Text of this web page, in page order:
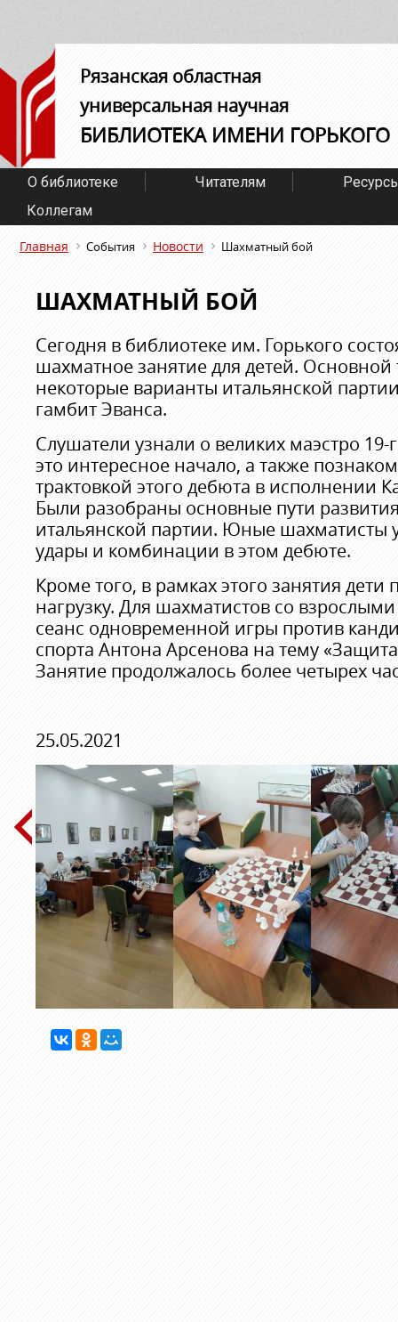
Рязанская областная
универсальная научная
БИБЛИОТЕКА ИМЕНИ ГОРЬКОГО
О библиотеке Читателям
Коллегам
Главная События Новости Шахматный бой
ШАХМАТНЫЙ БОЙ
Сегодня в библиотеке им. Горького
шахматное занятие для детей. Основной
некоторые варианты итальянской
гамбит Эванса.
Слушатели узнали о великих маэстро
это интересное начало, а также
трактовкой этого дебюта в исполнении
Были разобраны основные пути
итальянской партии. Юные шахматисты
удары и комбинации в этом дебюте.
Кроме того, в рамках этого занятия
нагрузку. Для шахматистов со
сеанс одновременной игры против
спорта Антона Арсенова на тему
Занятие продолжалось более четырех
25.05.2021